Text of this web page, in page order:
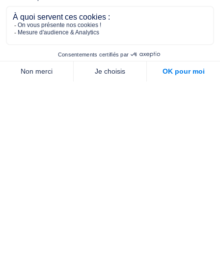
2/4 place de l’Abbé G. Hénocque
75637 PARIS CEDEX 13
01 40 78 06 56
Nous contacter
Qui sommes-nous ?